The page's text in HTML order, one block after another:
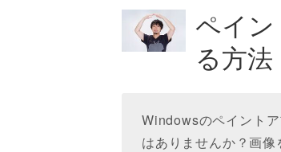
ペイ
る方法
Windowsのペイント
はありませんか？画